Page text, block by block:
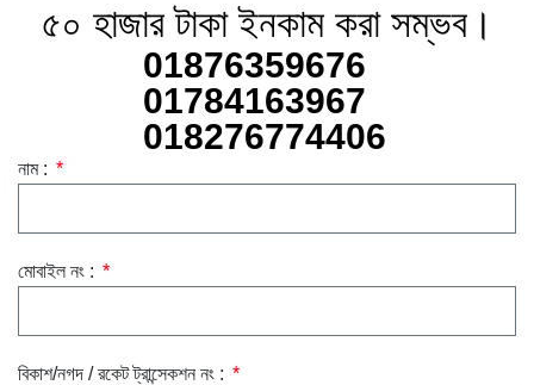
৫০ হাজার টাকা ইনকাম করা সম্ভব।
01876359676
01784163967
018276774406
নাম :
মোবাইল নং :
বিকাশ/নগদ / রকেট ট্রান্সেকশন নং :